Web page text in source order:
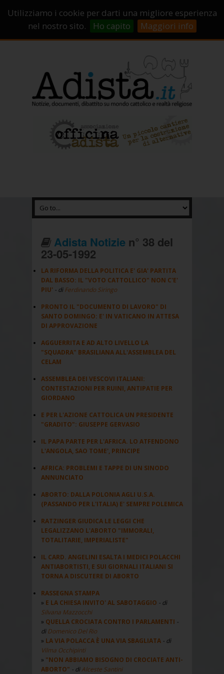
Utilizziamo i cookie per darti una migliore esperienza
nel nostro sito.
Ho capito Maggiori info
Campagne di crowdfunding
Chi Siamo
Adista Notizien° 38 del
23-05-1992
LA RIFORMA DELLA POLITICA E' GIA' PARTITA
DAL BASSO: IL "VOTO CATTOLLICO" NON C'E'
PIU' - diFerdinando Siringo
PRONTO IL "DOCUMENTO DI LAVORO" DI
SANTO DOMINGO: E' IN VATICANO IN ATTESA
DI APPROVAZIONE
AGGUERRITA E AD ALTO LIVELLO LA
"SQUADRA" BRASILIANA ALL'ASSEMBLEA DEL
CELAM
ASSEMBLEA DEI VESCOVI ITALIANI:
CONTESTAZIONI PER RUINI, ANTIPATIE PER
GIORDANO
E PER L'AZIONE CATTOLICA UN PRESIDENTE
"GRADITO": GIUSEPPE GERVASIO
IL PAPA PARTE PER L'AFRICA. LO ATFENDONO
L'ANGOLA, SAO TOME', PRINCIPE
AFRICA: PROBLEMI E TAPPE DI UN SINODO
ANNUNCIATO
ABORTO: DALLA POLONIA AGLI U.S.A.
(PASSANDO PER L'ITALIA) E' SEMPRE POLEMICA
RATZINGER GIUDICA LE LEGGI CHE
LEGALIZZANO L'ABORTO "IMMORALI,
TOTALITARIE, IMPERIALISTE"
IL CARD. ANGELINI ESALTA I MEDICI POLACCHI
ANTIABORTISTI, E SUI GIORNALI ITALIANI SI
TORNA A DISCUTERE DI ABORTO
RASSEGNA STAMPA
E LA CHIESA INVITO' AL SABOTAGGIO - di
Silvana Mazzocchi
QUELLA CROCIATA CONTRO I PARLAMENTI -
diDomenico Del Rio
LA VIA POLACCA È UNA VIA SBAGLIATA - di
Vilma Occhipinti
"NON ABBIAMO BISOGNO DI CROCIATE ANTI-
ABORTO" - diAlceste Santini